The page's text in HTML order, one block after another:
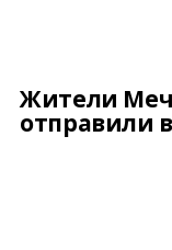
Жители
отправили